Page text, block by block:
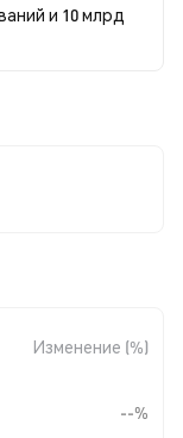
и 10 млрд
Изменение (%)
--%